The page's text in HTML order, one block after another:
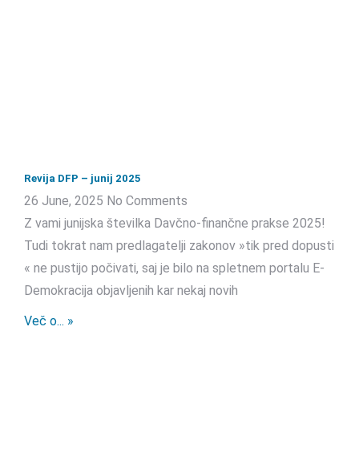
Revija DFP – junij 2025
26 June, 2025 No Comments
Z vami junijska številka Davčno-finančne prakse 2025!
Tudi tokrat nam predlagatelji zakonov »tik pred dopusti
« ne pustijo počivati, saj je bilo na spletnem portalu E-
Demokracija objavljenih kar nekaj novih
Več o... »